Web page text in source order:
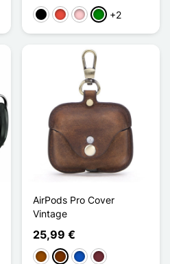
Schwarz
Rot PinkGrün+2
AirPods Pro Cover
Vintage
25,99 €
BraunKaffeeSaphirRouge Vin